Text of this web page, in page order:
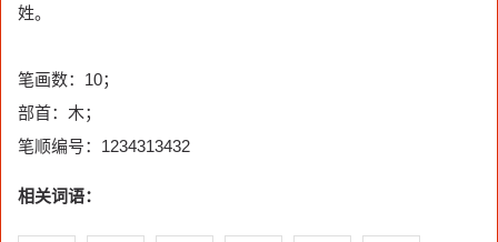
姓。
笔画数：10；
部首：木；
笔顺编号：1234313432
相关词语：